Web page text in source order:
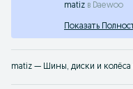
matiz в Daewoo
Показать